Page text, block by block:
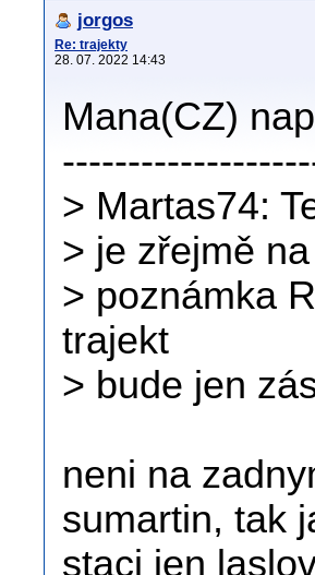
jorgos
Re: trajekty
28. 07. 2022 14:43
Mana(CZ)
> Martas74:
> je zřejmě
> poznámka
trajekt
> bude jen
neni na
sumartin, tak
staci jen